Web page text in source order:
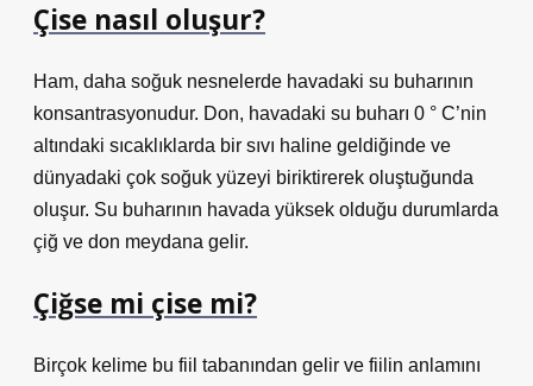
Çise nasıl oluşur?
Ham, daha soğuk nesnelerde havadaki su buharının
konsantrasyonudur. Don, havadaki su buharı 0 ° C’nin
altındaki sıcaklıklarda bir sıvı haline geldiğinde ve
dünyadaki çok soğuk yüzeyi biriktirerek oluştuğunda
oluşur. Su buharının havada yüksek olduğu durumlarda
çiğ ve don meydana gelir.
Çiğse mi çise mi?
Birçok kelime bu fiil tabanından gelir ve fiilin anlamını